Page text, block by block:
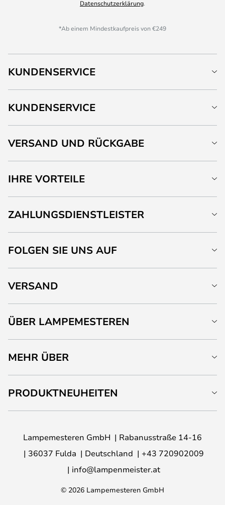
Datenschutzerklärung.
*Ab einem Mindestkaufpreis von €249
KUNDENSERVICE
KUNDENSERVICE
VERSAND UND RÜCKGABE
IHRE VORTEILE
ZAHLUNGSDIENSTLEISTER
FOLGEN SIE UNS AUF
VERSAND
ÜBER LAMPEMESTEREN
MEHR ÜBER
PRODUKTNEUHEITEN
Lampemesteren GmbH
Rabanusstraße 14-16
36037 Fulda
Deutschland
+43 720902009
info@lampenmeister.at
© 2026 Lampemesteren GmbH